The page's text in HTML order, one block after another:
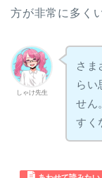
方が非常に多く
しゃけ先生
さま
らい
せん
すく